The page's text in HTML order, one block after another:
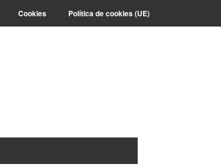
Cookies Política de cookies (UE)